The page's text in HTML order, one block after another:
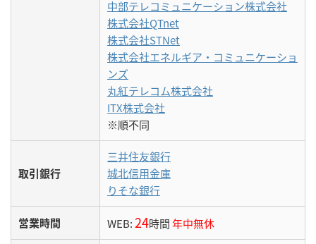
中部テレコミュニケーション株式会社
株式会社QTnet
株式会社STNet
株式会社エネルギア・コミュニケーショ
ンズ
丸紅テレコム株式会社
ITX株式会社
※順不同
取引銀行
三井住友銀行
城北信用金庫
りそな銀行
営業時間 WEB: 24時間年中無休